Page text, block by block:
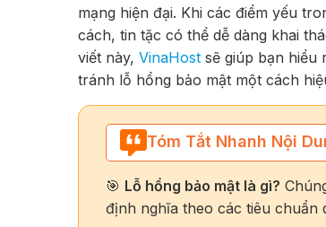
mạng hiện đại. Khi các điểm yếu
cách, tin tặc có thể dễ dàng khai
viết này, VinaHost sẽ giúp bạn hiểu
tránh lỗ hổng bảo mật một cách
Tóm Tắt Nhanh Nội
🎯 Lỗ hổng bảo mật là gì?
định nghĩa theo các tiêu chuẩn